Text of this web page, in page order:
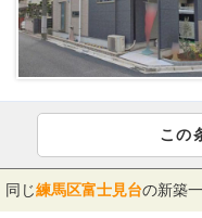
この
同じ練馬区富士見台の新築